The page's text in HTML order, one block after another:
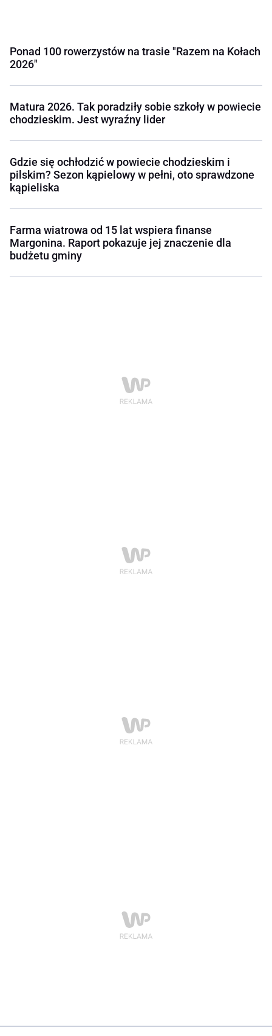
Ponad 100 rowerzystów na trasie "Razem na Kołach
2026"
Matura 2026. Tak poradziły sobie szkoły w powiecie
chodzieskim. Jest wyraźny lider
Gdzie się ochłodzić w powiecie chodzieskim i
pilskim? Sezon kąpielowy w pełni, oto sprawdzone
kąpieliska
Farma wiatrowa od 15 lat wspiera finanse
Margonina. Raport pokazuje jej znaczenie dla
budżetu gminy